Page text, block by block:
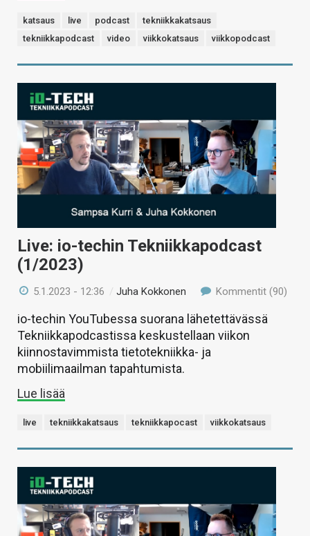
katsaus live podcast
tekniikkakatsaus
tekniikkapodcast
video viikkokatsaus viikkopodcast
Live: io-techin Tekniikkapodcast
(1/2023)
5.1.2023 - 12:36 /Juha Kokkonen Kommentit (90)
io-techin YouTubessa suorana lähetettävässä
Tekniikkapodcastissa keskustellaan viikon
kiinnostavimmista tietotekniikka- ja
mobiilimaailman tapahtumista.
Lue lisää
live tekniikkakatsaus tekniikkapocast viikkokatsaus